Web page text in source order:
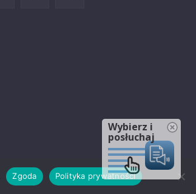
Zgoda Polityka prywatności
Wybierz i
posłuchaj